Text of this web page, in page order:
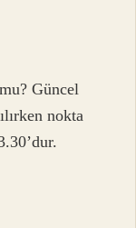
Güncel
nokta